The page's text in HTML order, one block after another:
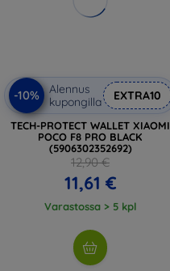
-10%
Alennus
kupongilla
EXTRA10
TECH-PROTECT WALLET XIAOMI
POCO F8 PRO BLACK
(5906302352692)
12,90 €
11,61 €
Varastossa > 5 kpl